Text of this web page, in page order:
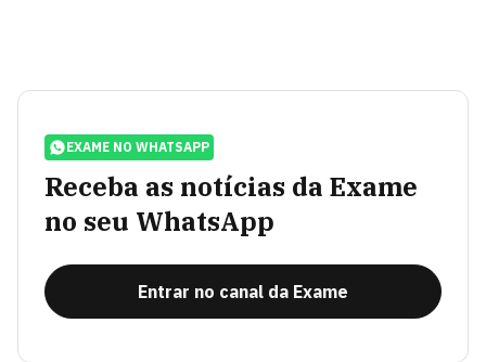
EXAME NO WHATSAPP
Receba as notícias da Exame
no seu WhatsApp
Entrar no canal da Exame